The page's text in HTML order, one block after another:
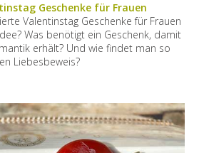
Geschenke für Frauen
Valentinstag Geschenke für Frauen
Was benötigt ein Geschenk, damit
erhält? Und wie findet man so
Liebesbeweis?